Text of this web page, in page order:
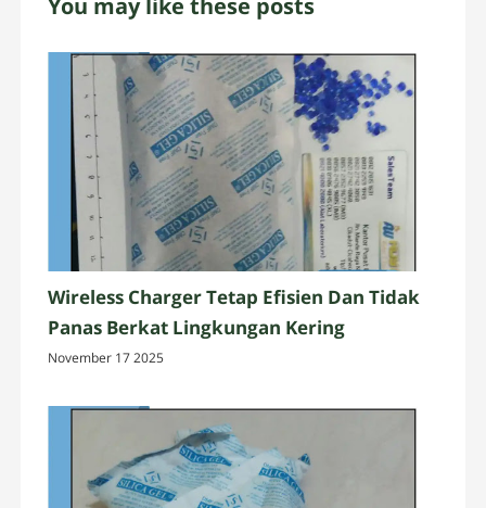
Wireless Charger Tetap Efisien Dan Tidak
Panas Berkat Lingkungan Kering
November 17 2025